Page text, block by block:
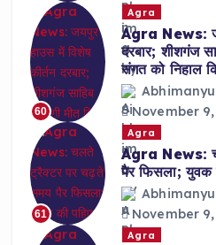
60
Agra
Agra News:
दरबार; शीशगंज
संगत को निहाल
November 9,
61
Agra
Agra News:
पैर फिसला; युवक
November 9,
Agra